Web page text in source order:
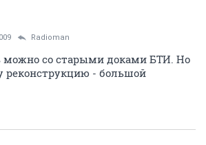
Radioman
можно со старыми доками БТИ. Но
реконструкцию - большой